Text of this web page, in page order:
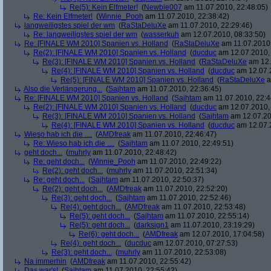
Re(5): Kein Elfmeter! (Newbie007 am 11.07.2010, 22:48:05)
Re: Kein Elfmeter! (Winnie_Pooh am 11.07.2010, 22:38:42)
langweiligstes spiel der wm (RaStaDeluXe am 11.07.2010, 22:29:46)
Re: langweiligstes spiel der wm (wasserkuh am 12.07.2010, 08:33:50)
Re: [FINALE WM 2010] Spanien vs. Holland (RaStaDeluXe am
Re(2): [FINALE WM 2010] Spanien vs. Holland (ducduc am
Re(3): [FINALE WM 2010] Spanien vs. Holland (RaStaDeluXe am
Re(4): [FINALE WM 2010] Spanien vs. Holland (ducduc am
Re(5): [FINALE WM 2010] Spanien vs. Holland (RaStaDeluXe
Also die Verlängerung... (Sajhtam am 11.07.2010, 22:36:45)
Re: [FINALE WM 2010] Spanien vs. Holland (Sajhtam am 11.07.2010,
Re(2): [FINALE WM 2010] Spanien vs. Holland (ducduc am
Re(3): [FINALE WM 2010] Spanien vs. Holland (Sajhtam am
Re(4): [FINALE WM 2010] Spanien vs. Holland (ducduc am
Wieso hab ich die .... (AMDfreak am 11.07.2010, 22:46:47)
Re: Wieso hab ich die .... (Sajhtam am 11.07.2010, 22:49:51)
geht doch... (muhrly am 11.07.2010, 22:48:42)
Re: geht doch... (Winnie_Pooh am 11.07.2010, 22:49:22)
Re(2): geht doch... (muhrly am 11.07.2010, 22:51:34)
Re: geht doch... (Sajhtam am 11.07.2010, 22:50:37)
Re(2): geht doch... (AMDfreak am 11.07.2010, 22:52:20)
Re(3): geht doch... (Sajhtam am 11.07.2010, 22:52:46)
Re(4): geht doch... (AMDfreak am 11.07.2010, 22:53:48)
Re(5): geht doch... (Sajhtam am 11.07.2010, 22:55:14)
Re(5): geht doch... (darksign1 am 11.07.2010, 23:19:29)
Re(6): geht doch... (AMDfreak am 12.07.2010, 17:04:58)
Re(4): geht doch... (ducduc am 12.07.2010, 07:27:53)
Re(3): geht doch... (muhrly am 11.07.2010, 22:53:08)
Na immerhin (AMDfreak am 11.07.2010, 22:55:42)